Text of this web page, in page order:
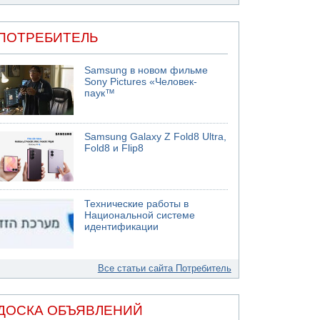
Samsung в новом фильме
Sony Pictures «Человек-
паук™
Samsung Galaxy Z Fold8 Ultra,
Fold8 и Flip8
Технические работы в
Национальной системе
идентификации
Все статьи сайта Потребитель
ОБЪЯВЛЕНИЙ